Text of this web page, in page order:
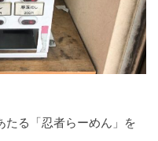
たる「忍者らーめん」を